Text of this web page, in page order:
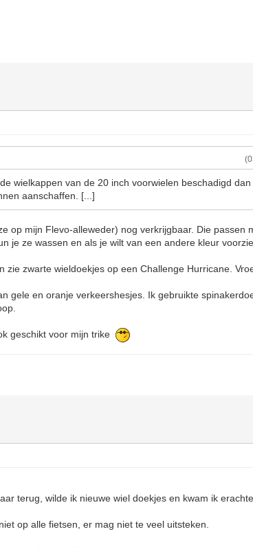
wielkappen van de 20 inch voorwielen beschadigd
aanschaffen. [...]
op mijn Flevo-alleweder) nog verkrijgbaar. Die passen
je ze wassen en als je wilt van een andere kleur
zie zwarte wieldoekjes op een Challenge Hurricane.
gele en oranje verkeershesjes. Ik gebruikte
geschikt voor mijn trike
terug, wilde ik nieuwe wiel doekjes en kwam ik
op alle fietsen, er mag niet te veel uitsteken.